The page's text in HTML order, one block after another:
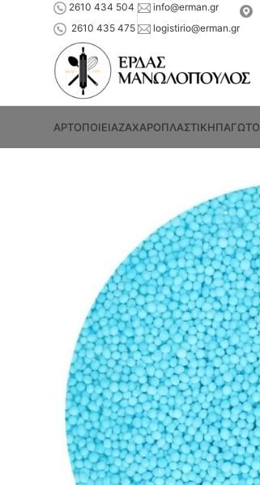
2610 434 504
2610 435 475
info@erman.gr
logistirio@erman.gr
ΑΡΤΟΠΟΙΕΙΑΖΑΧΑΡΟΠΛΑΣΤΙΚΗΠΑΓΩΤΟ